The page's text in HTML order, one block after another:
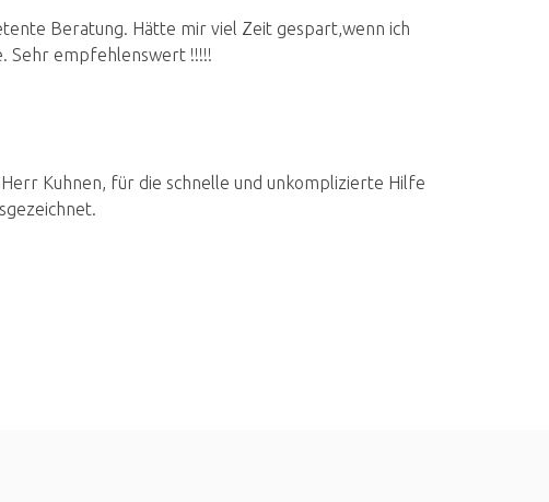
Beratung. Hätte mir viel Zeit gespart,wenn ich
Sehr empfehlenswert !!!!!
Kuhnen, für die schnelle und unkomplizierte Hilfe